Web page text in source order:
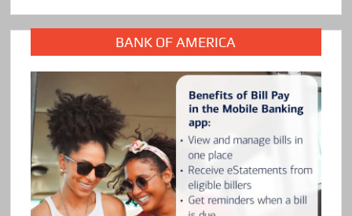
BANK OF AMERICA